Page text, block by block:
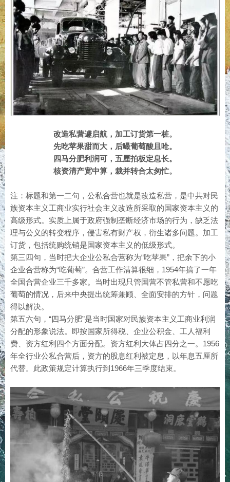
改造私营遽启航，加工订货第一桩。
先吃苹果甜而大，后嘬葡萄酸且呛。
四马分肥利润可，五厘拍板定息长。
核资清产宽中算，裁并转合太匆忙。
注：标题和第一二句，公私合营也就是改造私营，是中共对民
族资本主义工商业实行社会主义改造所采取的国家资本主义的
高级形式。实质上属于政府强制垄断经济市场的行为，缺乏法
理与公义的转变程序，侵害私有财产权，衍生诸多问题。加工
订货，包括统购统销是国家资本主义的低级形式。
第三四句，当时把大企业公私合营称为“吃苹果”，把余下的小
企业合营称为“吃葡萄”。合营工作清算很细，1954年搞了一年
全国合营企业三千多家。当时出现只管国营不管私营和不愿吃
葡萄的情况，后来中央提出统筹兼顾、全面安排的方针，问题
得以解决。
第五六句，“四马分肥”是当时国家对民族资本主义工商业利润
分配的形象说法。即按国家所得税、企业公积金、工人福利
费、资方红利四个方面分配。资方红利大体占四分之一。1956
年全行业公私合营后，资方的股息红利被定息，以年息五厘所
代替。此政策规定计算执行到1966年三季度结束。